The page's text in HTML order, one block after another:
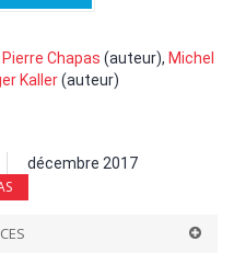
Pierre Chapas (auteur), Michel
Kaller(auteur)
décembre 2017